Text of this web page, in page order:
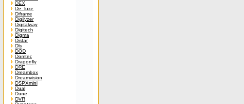
DEX
De_luxe
Diframe
Digilyzer
Digitalway
Digitech
Digma
Distar
Dls
DOD
Domtec
Dragonfly
DRE
Dreambox
Dreamvision
DSPXmini
Dual
Dune
DVR